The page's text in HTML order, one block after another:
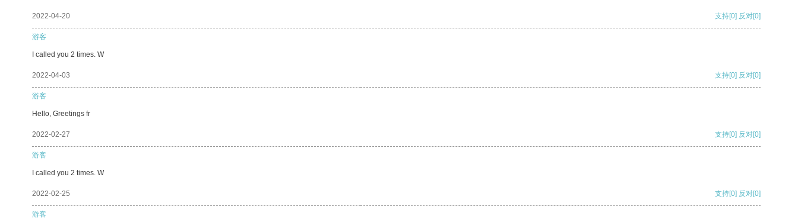
2022-04-20 支持[0] 反对[0]
游客
I called you 2 times. W
2022-04-03 支持[0] 反对[0]
游客
Hello, Greetings fr
2022-02-27 支持[0] 反对[0]
游客
I called you 2 times. W
2022-02-25 支持[0] 反对[0]
游客